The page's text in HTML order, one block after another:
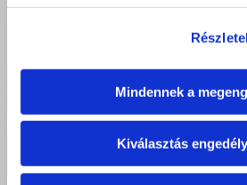
Mindennek a
Kiválasztás